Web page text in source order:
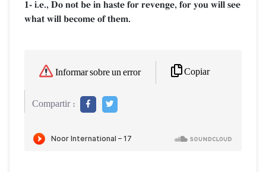
1- i.e., Do not be in haste for revenge, for you will see
what will become of them.
Informar sobre un error Copiar
Compartir :